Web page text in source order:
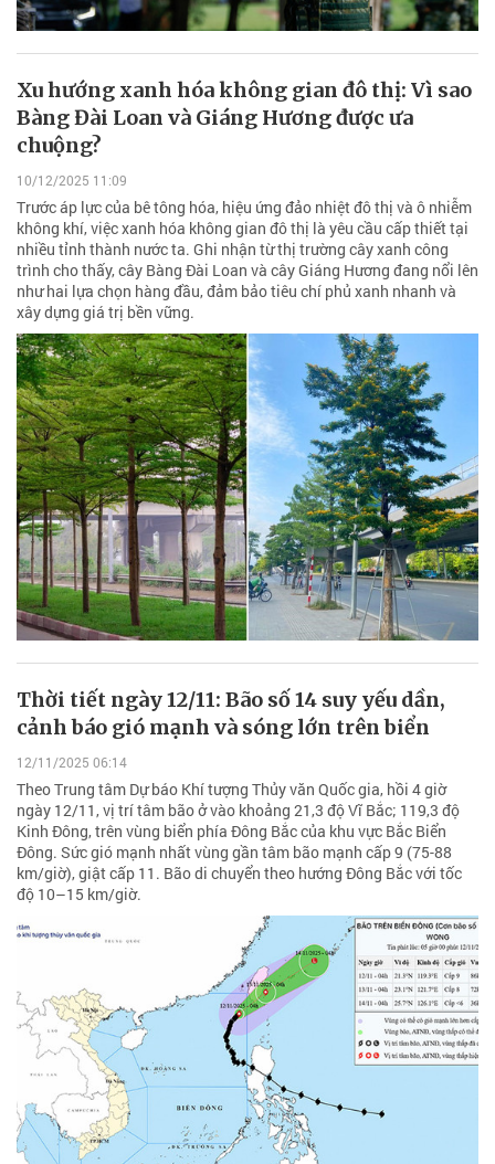
Xu hướng xanh hóa không gian đô thị: Vì sao
Bàng Đài Loan và Giáng Hương được ưa
chuộng?
10/12/2025 11:09
Trước áp lực của bê tông hóa, hiệu ứng đảo nhiệt đô thị và ô nhiễm
không khí, việc xanh hóa không gian đô thị là yêu cầu cấp thiết tại
nhiều tỉnh thành nước ta. Ghi nhận từ thị trường cây xanh công
trình cho thấy, cây Bàng Đài Loan và cây Giáng Hương đang nổi lên
như hai lựa chọn hàng đầu, đảm bảo tiêu chí phủ xanh nhanh và
xây dựng giá trị bền vững.
Thời tiết ngày 12/11: Bão số 14 suy yếu dần,
cảnh báo gió mạnh và sóng lớn trên biển
12/11/2025 06:14
Theo Trung tâm Dự báo Khí tượng Thủy văn Quốc gia, hồi 4 giờ
ngày 12/11, vị trí tâm bão ở vào khoảng 21,3 độ Vĩ Bắc; 119,3 độ
Kinh Đông, trên vùng biển phía Đông Bắc của khu vực Bắc Biển
Đông. Sức gió mạnh nhất vùng gần tâm bão mạnh cấp 9 (75-88
km/giờ), giật cấp 11. Bão di chuyển theo hướng Đông Bắc với tốc
độ 10–15 km/giờ.